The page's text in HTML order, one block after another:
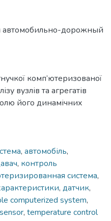
дорожный
комп’ютеризованої
вузлів та агрегатів
його динамічних
, автомобіль,
, контроль
система,
, датчик,
computerized system,
sensor, temperature control